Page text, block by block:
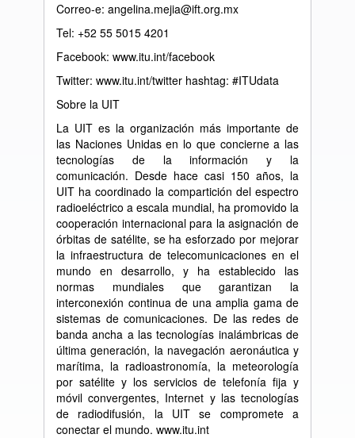
Correo-e: angelina.mejia@ift.org.mx
Tel: +52 55 5015 4201
Facebook: www.itu.int/facebook
Twitter: www.itu.int/twitter hashtag: #ITUdata
Sobre la UIT
La UIT es la organización más importante de
las Naciones Unidas en lo que concierne a las
tecnologías de la información y la
comunicación. Desde hace casi 150 años, la
UIT ha coordinado la compartición del espectro
radioeléctrico a escala mundial, ha promovido la
cooperación internacional para la asignación de
órbitas de satélite, se ha esforzado por mejorar
la infraestructura de telecomunicaciones en el
mundo en desarrollo, y ha establecido las
normas mundiales que garantizan la
interconexión continua de una amplia gama de
sistemas de comunicaciones. De las redes de
banda ancha a las tecnologías inalámbricas de
última generación, la navegación aeronáutica y
marítima, la radioastronomía, la meteorología
por satélite y los servicios de telefonía fija y
móvil convergentes, Internet y las tecnologías
de radiodifusión, la UIT se compromete a
conectar el mundo. www.itu.int